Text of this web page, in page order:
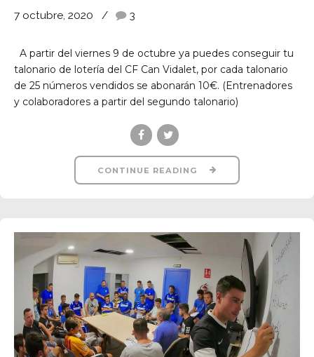
7 octubre, 2020 3
A partir del viernes 9 de octubre ya puedes conseguir tu
talonario de lotería del CF Can Vidalet, por cada talonario
de 25 números vendidos se abonarán 10€. (Entrenadores
y colaboradores a partir del segundo talonario)
CONTINUE READING